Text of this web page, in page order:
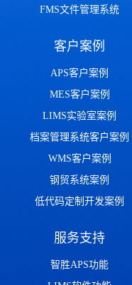
FMS文件管理系统
客户案例
APS客户案例
MES客户案例
LIMS实验室案例
档案管理系统客户案例
WMS客户案例
钢贸系统案例
低代码定制开发案例
服务支持
智胜APS功能